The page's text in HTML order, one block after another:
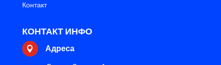
Контакт
КОНТАКТ ИНФО
 Адреса